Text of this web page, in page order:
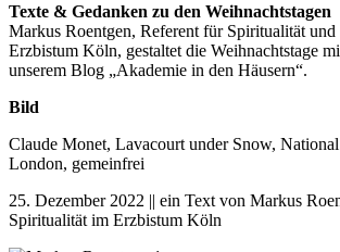
Texte & Gedanken zu den Weihnachtstagen
Markus Roentgen, Referent für Spiritualität
Erzbistum Köln, gestaltet die Weihnachtstage
unserem Blog „Akademie in den Häusern“.
Bild
Claude Monet, Lavacourt under Snow,
London, gemeinfrei
25. Dezember 2022 || ein Text von Markus
Spiritualität im Erzbistum Köln